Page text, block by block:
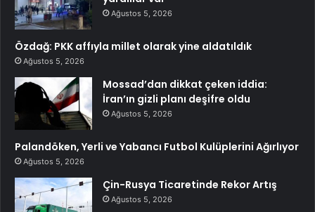
Ağustos 5, 2026
Özdağ: PKK affıyla millet olarak yine aldatıldık
Ağustos 5, 2026
Mossad’dan dikkat çeken iddia:
İran’ın gizli planı deşifre oldu
Ağustos 5, 2026
Palandöken, Yerli ve Yabancı Futbol Kulüplerini Ağırlıyor
Ağustos 5, 2026
Çin-Rusya Ticaretinde Rekor Artış
Ağustos 5, 2026